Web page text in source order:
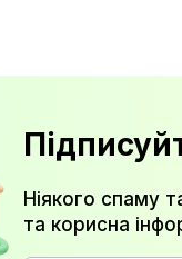
Ніякого спаму
та корисна